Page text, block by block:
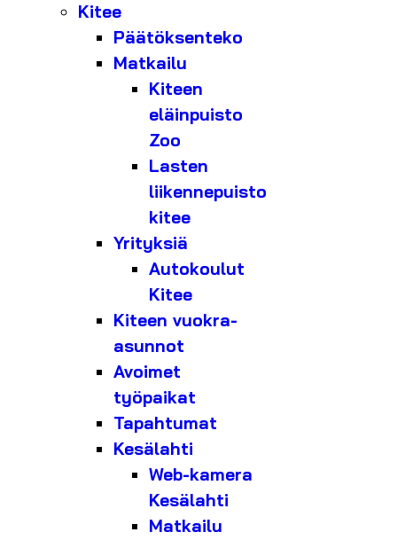
Kitee
Päätöksenteko
Matkailu
Kiteen
eläinpuisto
Zoo
Lasten
liikennepuisto
kitee
Yrityksiä
Autokoulut
Kitee
Kiteen vuokra-
asunnot
Avoimet
työpaikat
Tapahtumat
Kesälahti
Web-kamera
Kesälahti
Matkailu